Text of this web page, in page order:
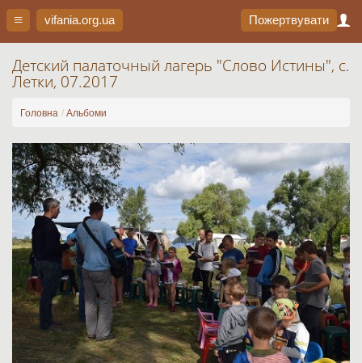
vifania.org.ua Пожертвувати
Детский палаточный лагерь "Слово Истины", с.
Летки, 07.2017
Головна Альбоми